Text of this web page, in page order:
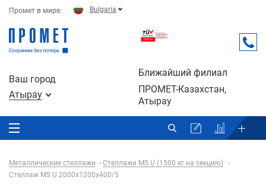
Промет в мире: Bulgaria
Ваш город
Атырау
Ближайший филиал
ПРОМЕТ-Казахстан,
Атырау
Металлические стеллажи
Стеллажи MS U (1500 кг на секцию)
Стеллаж MS U 2000x1200x400/5